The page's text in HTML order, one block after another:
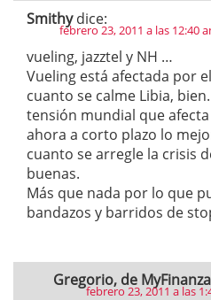
Smithy dice:
febrero 23, 2011 a las 12:40
vueling, jazztel y NH …
Vueling está afectada por
cuanto se calme Libia,
tensión mundial que
ahora a corto plazo lo
cuanto se arregle la crisis
buenas.
Más que nada por lo que
bandazos y barridos de
Gregorio, de
febrero 23, 2011 a las